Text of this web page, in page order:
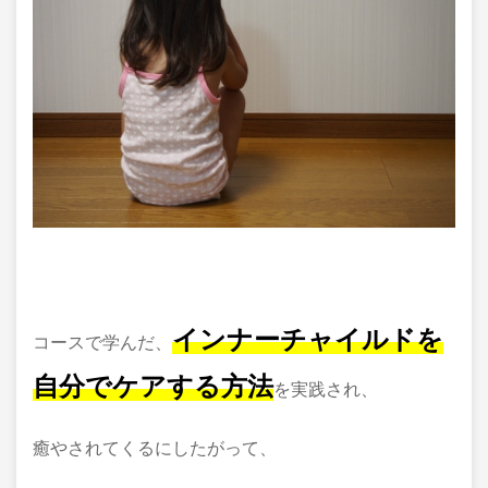
コースで学んだ、 インナーチャイルドを
自分でケアする方法を実践され、
癒やされてくるにしたがって、